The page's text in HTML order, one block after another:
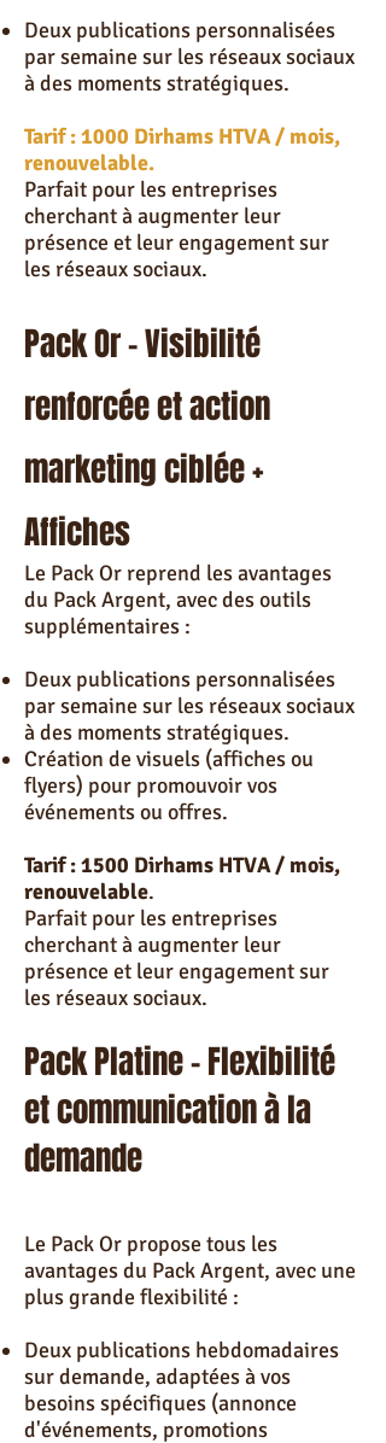
Deux publications personnalisées
par semaine sur les réseaux sociaux
à des moments stratégiques.
Tarif : 1000 Dirhams HTVA / mois,
renouvelable.
Parfait pour les entreprises
cherchant à augmenter leur
présence et leur engagement sur
les réseaux sociaux.
Pack Or – Visibilité
renforcée et action
marketing ciblée +
Affiches
Le Pack Or reprend les avantages
du Pack Argent, avec des outils
supplémentaires :
Deux publications personnalisées
par semaine sur les réseaux sociaux
à des moments stratégiques.
Création de visuels (affiches ou
flyers) pour promouvoir vos
événements ou offres.
Tarif : 1500 Dirhams HTVA / mois,
renouvelable.
Parfait pour les entreprises
cherchant à augmenter leur
présence et leur engagement sur
les réseaux sociaux.
Pack Platine – Flexibilité
et communication à la
demande
Le Pack Or propose tous les
avantages du Pack Argent, avec une
plus grande flexibilité :
Deux publications hebdomadaires
sur demande, adaptées à vos
besoins spécifiques (annonce
d'événements, promotions